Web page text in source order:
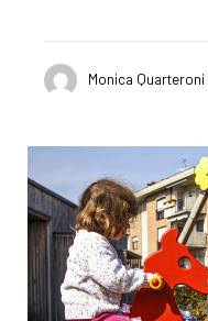
Monica Quarteroni